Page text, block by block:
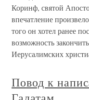
Коринф, святой
впечатление
того он хотел ранее
возможность
Иерусалимских
Повод к